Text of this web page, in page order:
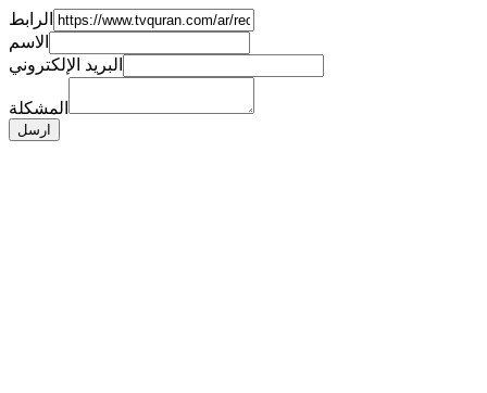
الرابط
الاسم
البريد الإلكتروني
المشكلة
ارسل